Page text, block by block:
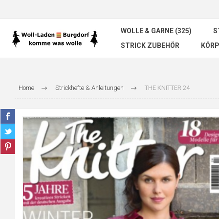
WOLLE & GARNE (325)
STRICK ZUBEHÖR
Home Strickhefte & Anleitungen THE KNITTER 24